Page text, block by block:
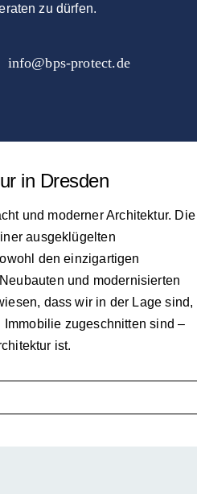
zu dürfen.
info@bps-protect.de
in Dresden
und moderner Architektur. Die
ausgeklügelten
den einzigartigen
und modernisierten
dass wir in der Lage sind,
zugeschnitten sind –
ist.